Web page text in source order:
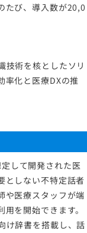
たび、導入数が20,0
術を核としたソリ
率化と医療DXの推
して開発された医
としない不特定話者
や医療スタッフが端
を開始できます。
け辞書を搭載し、話